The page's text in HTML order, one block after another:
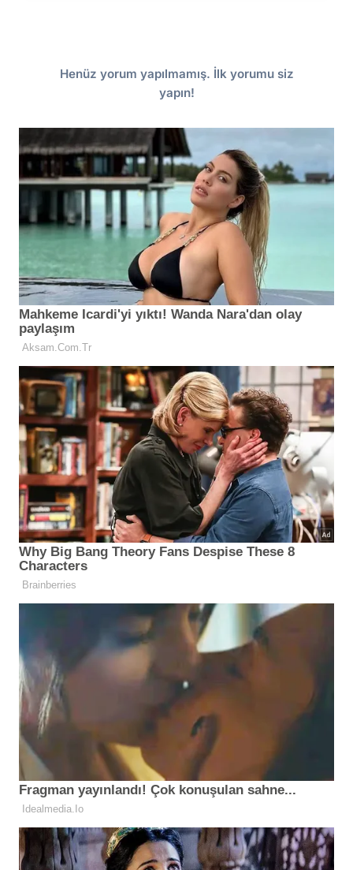
Henüz yorum yapılmamış. İlk yorumu siz
yapın!